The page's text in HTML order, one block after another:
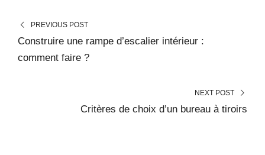
PREVIOUS POST
Construire une rampe d’escalier intérieur :
comment faire ?
NEXT POST
Critères de choix d’un bureau à tiroirs